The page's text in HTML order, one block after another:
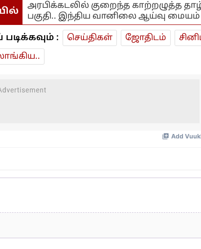
அரபிக்கடலில் குறைந்த காற்றழுத்த
பகுதி.. இந்திய வானிலை ஆய்வு மையம்
: செய்திகள் ஜோ‌திட‌ம்